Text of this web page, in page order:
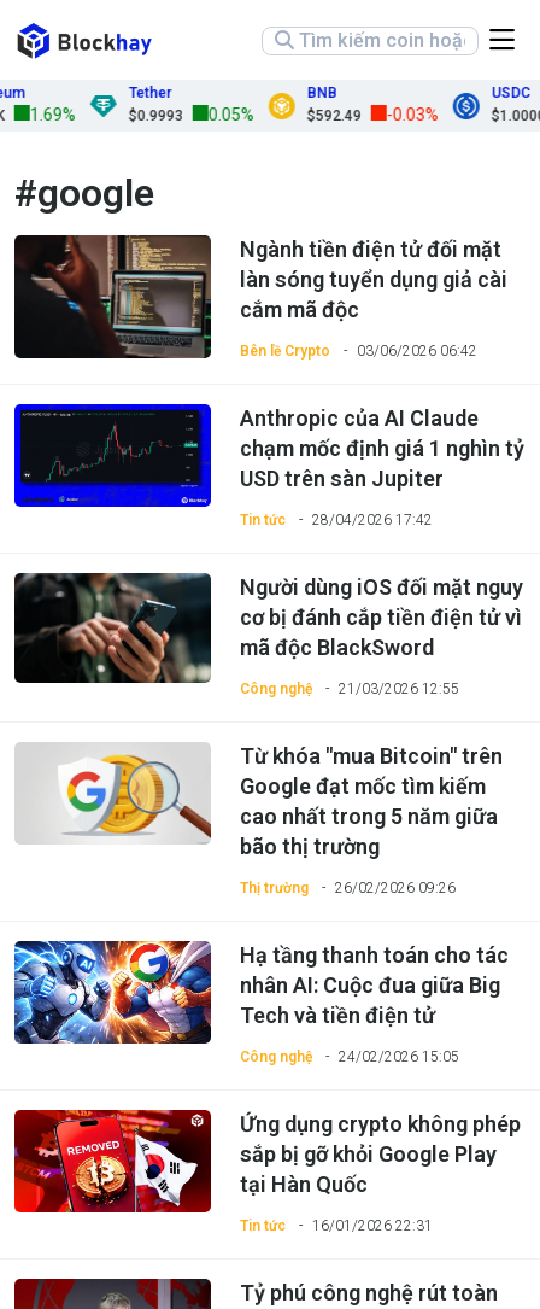
1.69%
Tether
$0.9993
0.05%
BNB
$592.49
-0.03%
USDC
$1.0000
#google
Bên lề Crypto 03/06/2026 06:42
Ngành tiền điện tử đối mặt
làn sóng tuyển dụng giả cài
cắm mã độc
Tin tức 28/04/2026 17:42
Anthropic của AI Claude
chạm mốc định giá 1 nghìn tỷ
USD trên sàn Jupiter
Công nghệ 21/03/2026 12:55
Người dùng iOS đối mặt nguy
cơ bị đánh cắp tiền điện tử vì
mã độc BlackSword
Thị trường 26/02/2026 09:26
Từ khóa "mua Bitcoin" trên
Google đạt mốc tìm kiếm
cao nhất trong 5 năm giữa
bão thị trường
Công nghệ 24/02/2026 15:05
Hạ tầng thanh toán cho tác
nhân AI: Cuộc đua giữa Big
Tech và tiền điện tử
Tin tức 16/01/2026 22:31
Ứng dụng crypto không phép
sắp bị gỡ khỏi Google Play
tại Hàn Quốc
Tỷ phú công nghệ rút toàn